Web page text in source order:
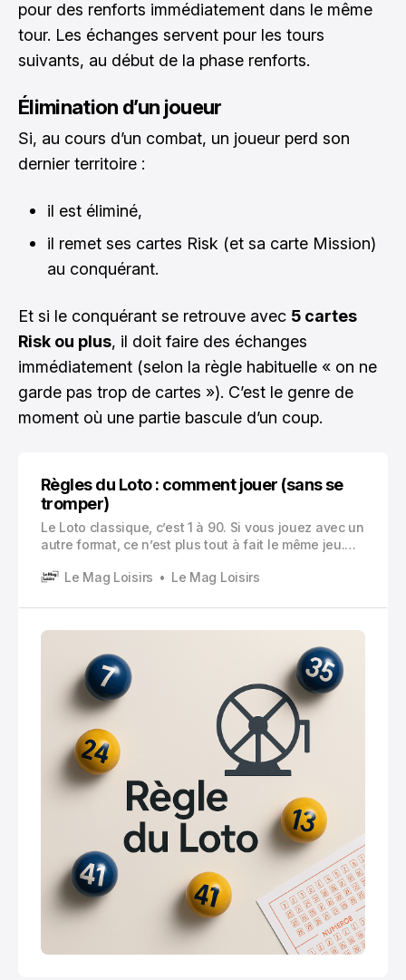
pour des renforts immédiatement dans le même
tour. Les échanges servent pour les tours
suivants, au début de la phase renforts.
Élimination d’un joueur
Si, au cours d’un combat, un joueur perd son
dernier territoire :
il est éliminé,
il remet ses cartes Risk (et sa carte Mission)
au conquérant.
Et si le conquérant se retrouve avec 5 cartes
Risk ou plus, il doit faire des échanges
immédiatement (selon la règle habituelle « on ne
garde pas trop de cartes »). C’est le genre de
moment où une partie bascule d’un coup.
Règles du Loto : comment jouer (sans se
tromper)
Le Loto classique, c’est 1 à 90. Si vous jouez avec un
autre format, ce n’est plus tout à fait le même jeu.
maison, mais ici on parle bien de la règle classique.
Le Mag Loisirs Le Mag Loisirs